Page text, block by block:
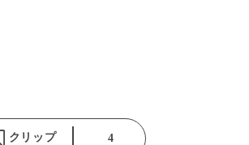
クリップ 4